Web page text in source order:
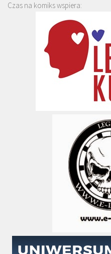
Czas na komiks wspiera: